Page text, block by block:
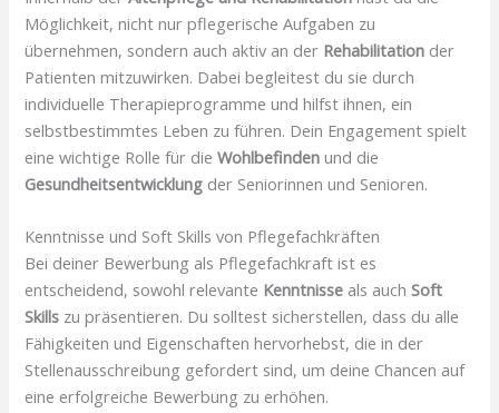
Möglichkeit, nicht nur pflegerische Aufgaben zu
übernehmen, sondern auch aktiv an der Rehabilitation der
Patienten mitzuwirken. Dabei begleitest du sie durch
individuelle Therapieprogramme und hilfst ihnen, ein
selbstbestimmtes Leben zu führen. Dein Engagement spielt
eine wichtige Rolle für dieWohlbefinden und die
Gesundheitsentwicklung der Seniorinnen und Senioren.
Kenntnisse und Soft Skills von Pflegefachkräften
Bei deiner Bewerbung als Pflegefachkraft ist es
entscheidend, sowohl relevante Kenntnisse als auchSoft
Skills zu präsentieren. Du solltest sicherstellen, dass du alle
Fähigkeiten und Eigenschaften hervorhebst, die in der
Stellenausschreibung gefordert sind, um deine Chancen auf
eine erfolgreiche Bewerbung zu erhöhen.